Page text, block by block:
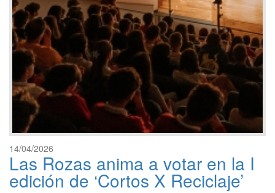
14/04/2026
Las Rozas anima a votar en la I
edición de ‘Cortos X Reciclaje’